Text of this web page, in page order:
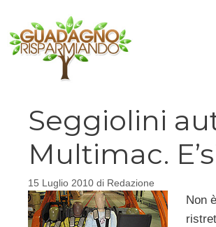
contenuto
Seggiolini
Multimac.
15 Luglio 2010 di Redazione
Non